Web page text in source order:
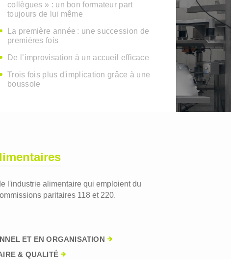
collègues » : un bon formateur part
toujours de lui même
La première année : une succession de
premières fois
De l’improvisation à un accueil efficace
Trois fois plus d'implication grâce à une
boussole
l'industrie alimentaire qui emploient du
paritaires 118 et 220.
ET EN ORGANISATION
& QUALITÉ